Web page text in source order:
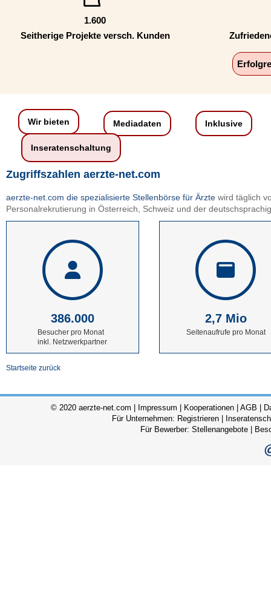
1.600
Seitherige Projekte versch. Kunden
Wir bieten Mediadaten Inklusive
Inseratenschaltung
Zugriffszahlen aerzte-net.com
aerzte-net.com die spezialisierte Stellenbörse für Ärzte wird täglich
Personalrekrutierung in Österreich, Schweiz und der
386.000
Besucher pro Monat
inkl. Netzwerkpartner
2,7 Mio
Seitenaufrufe pro Monat
Startseite zurück
© 2020 aerzte-net.com | Impressum Kooperationen AGB
Für Unternehmen: Registrieren
Für Bewerber: Stellenangebote